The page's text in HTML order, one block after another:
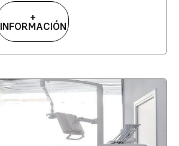
+
INFORMACIÓN